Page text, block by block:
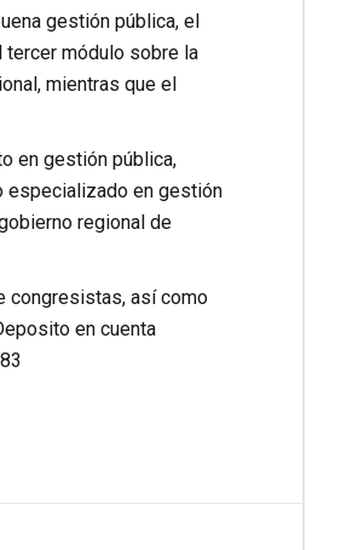
gestión pública, el
módulo sobre la
mientras que el
en gestión pública,
especializado en gestión
regional de
congresistas, así como
en cuenta